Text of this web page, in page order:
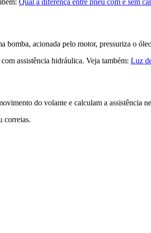
Qual a diferença entre pneu com e sem
bomba, acionada pelo motor, pressuriza o
assistência hidráulica. Veja também: Luz
do volante e calculam a assistência
correias.